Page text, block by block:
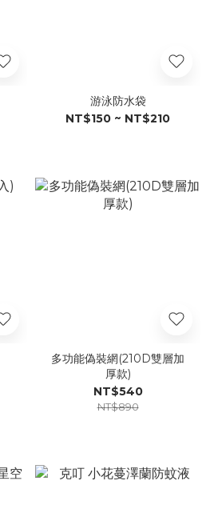
游泳防水袋
NT$150 ~ NT$210
多功能偽裝網(210D雙層加
厚款)
NT$540
NT$890